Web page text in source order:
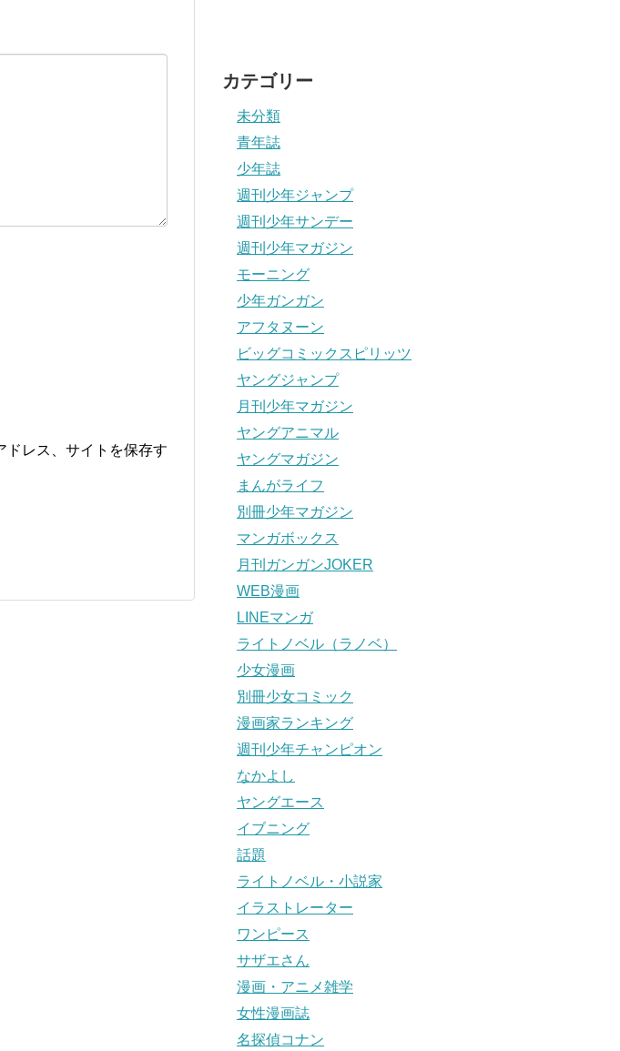
ドレス、サイトを保存す
カテゴリー
未分類
青年誌
少年誌
週刊少年ジャンプ
週刊少年サンデー
週刊少年マガジン
モーニング
少年ガンガン
アフタヌーン
ビッグコミックスピリッツ
ヤングジャンプ
月刊少年マガジン
ヤングアニマル
ヤングマガジン
まんがライフ
別冊少年マガジン
マンガボックス
月刊ガンガンJOKER
WEB漫画
LINEマンガ
ライトノベル（ラノベ）
少女漫画
別冊少女コミック
漫画家ランキング
週刊少年チャンピオン
なかよし
ヤングエース
イブニング
話題
ライトノベル・小説家
イラストレーター
ワンピース
サザエさん
漫画・アニメ雑学
女性漫画誌
名探偵コナン